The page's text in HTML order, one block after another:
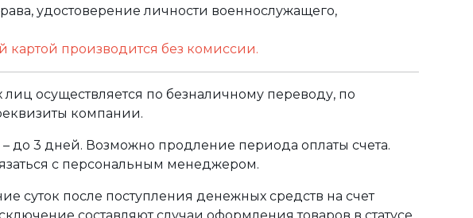
удостоверение личности военнослужащего,
картой производится без комиссии.
осуществляется по безналичному переводу, по
компании.
– до 3 дней. Возможно продление периода оплаты счета.
с персональным менеджером.
суток после поступления денежных средств на счет
составляют случаи оформления товаров в статусе